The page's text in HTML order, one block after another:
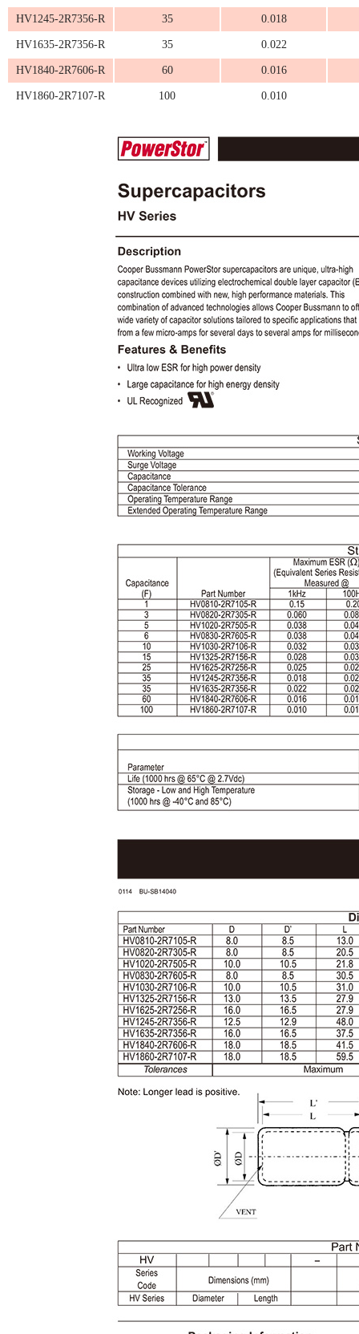
HV1245-2R7356-R 35 0.018
HV1635-2R7356-R 35 0.022
HV1840-2R7606-R 60 0.016
HV1860-2R7107-R 100 0.010